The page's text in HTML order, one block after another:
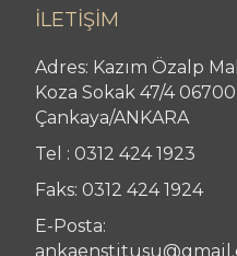
İLETİŞİM
Adres: Kazım Özalp
Koza Sokak 47/4 06700
Çankaya/ANKARA
Tel : 0312 424 1923
Faks: 0312 424 1924
E-Posta: